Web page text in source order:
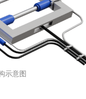
示意图